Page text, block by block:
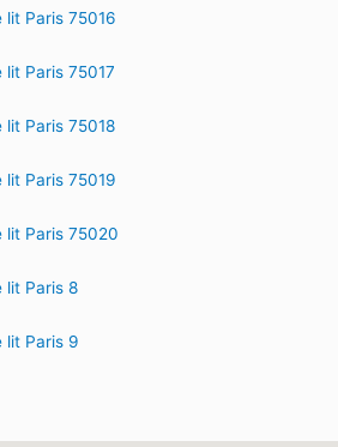
lit Paris 75016
lit Paris 75017
lit Paris 75018
lit Paris 75019
lit Paris 75020
lit Paris 8
lit Paris 9